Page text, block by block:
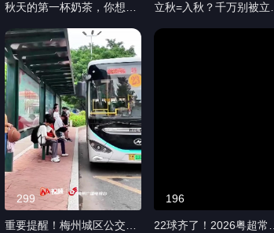
秋天的第一杯奶茶，你想送
#立秋 #街采
立秋=入秋？千万别被立
299
重要提醒！梅州城区公交免
196
22球齐了！2026粤超常规